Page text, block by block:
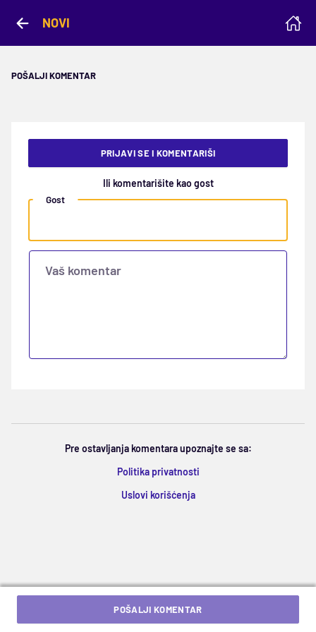
NOVI
POŠALJI KOMENTAR
PRIJAVI SE I KOMENTARIŠI
Ili komentarišite kao gost
Gost
Vaš komentar
Pre ostavljanja komentara upoznajte se sa:
Politika privatnosti
Uslovi korišćenja
POŠALJI KOMENTAR